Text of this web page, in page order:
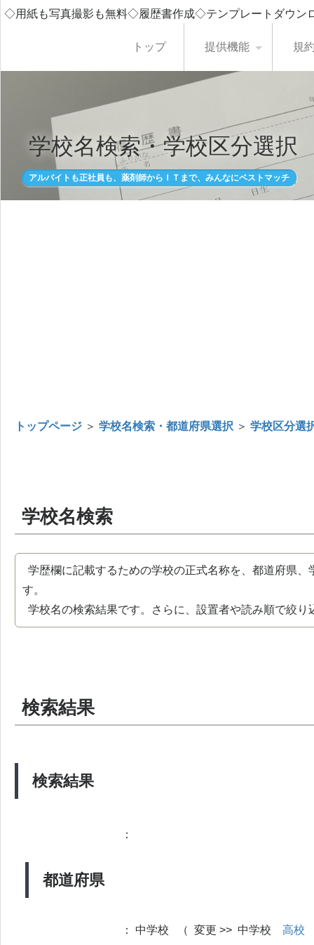
◇用紙も写真撮影も無料◇履歴書作成◇テンプレートダウ
トップ 提供機能 規
学校名検索・学校区分選択
アルバイトも正社員も、薬剤師からＩＴまで、みんなにベストマッチ
トップページ ＞ 学校名検索・都道府県選択 ＞ 学校区分選
学校名検索
学歴欄に記載するための学校の正式名称を、都道府県
す。
学校名の検索結果です。さらに、設置者や読み順で絞り
検索結果
検索結果
都道府県
：
： 中学校 （ 変更 >> 中学校 高校